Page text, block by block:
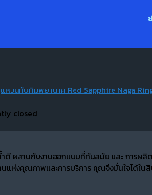
แหวนทับทิมพยานาค Red Sapphire Naga
closed.
ผสานกับงานออกแบบที่ทันสมัย และ การผลิ
นแห่งคุณภาพและการบริการ คุณจึงมั่นใจได้